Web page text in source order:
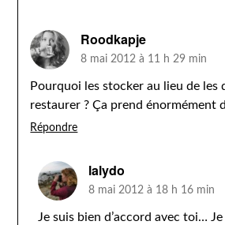
Roodkapje
8 mai 2012 à 11 h 29 min
Pourquoi les stocker au lieu de les
restaurer ? Ça prend énormément
Répondre
lalydo
8 mai 2012 à 18 h 16 min
Je suis bien d’accord avec toi…